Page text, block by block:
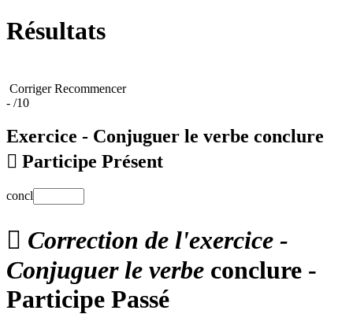
Résultats
CorrigerRecommencer
- /10
Exercice - Conjuguer le verbe conclure
 Participe Présent
concl
 Correction de l'exercice -
Conjuguer le verbe conclure -
Participe Passé